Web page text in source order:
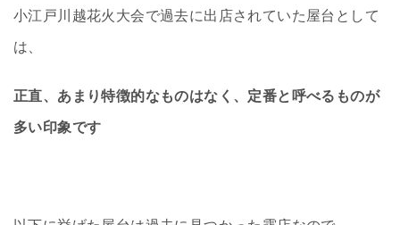
小江戸川越花火大会で過去に出店されていた屋台として
は、
正直、あまり特徴的なものはなく、定番と呼べるものが
多い印象です